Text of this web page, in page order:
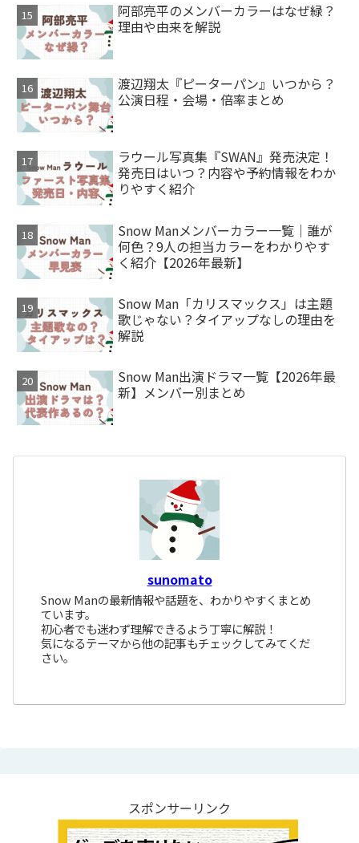
阿部亮平のメンバーカラーはなぜ緑？
理由や由来を解説
渡辺翔太『ピーターパン』いつから？
公演日程・会場・倍率まとめ
ラウール写真集『SWAN』発売決定！
発売日はいつ？内容や予約情報をわか
りやすく紹介
Snow Manメンバーカラー一覧｜誰が
何色？9人の担当カラーをわかりやす
く紹介【2026年最新】
Snow Man「カリスマックス」は主題
歌じゃない？タイアップなしの理由を
解説
Snow Man出演ドラマ一覧【2026年最
新】メンバー別まとめ
sunomato
Snow Manの最新情報や話題を、わかりやすくまとめ
ています。
初心者でも迷わず理解できるよう丁寧に解説！
気になるテーマから他の記事もチェックしてみてくだ
さい。
スポンサーリンク